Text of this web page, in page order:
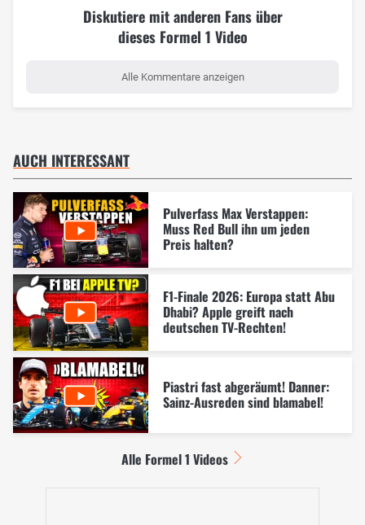
Diskutiere mit anderen Fans über
dieses Formel 1 Video
Alle Kommentare anzeigen
AUCH INTERESSANT
Pulverfass Max Verstappen:
Muss Red Bull ihn um jeden
Preis halten?
F1-Finale 2026: Europa statt Abu
Dhabi? Apple greift nach
deutschen TV-Rechten!
Piastri fast abgeräumt! Danner:
Sainz-Ausreden sind blamabel!
Alle Formel 1 Videos